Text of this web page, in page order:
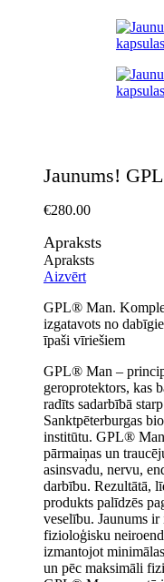
Jaunums!
€280.00
Apraksts
Apraksts
Aizvērt
GPL® Man.
izgatavots no
īpaši vīriešiem
GPL® Man –
geroprotektors, kas
radīts sadarbībā
Sanktpēterburgas
institūtu. GPL®
pārmaiņas un
asinsvadu, nervu,
darbību. Rezultātā,
produkts palīdzēs
veselību. Jaunums
fizioloģisku
izmantojot
un pēc maksimāli